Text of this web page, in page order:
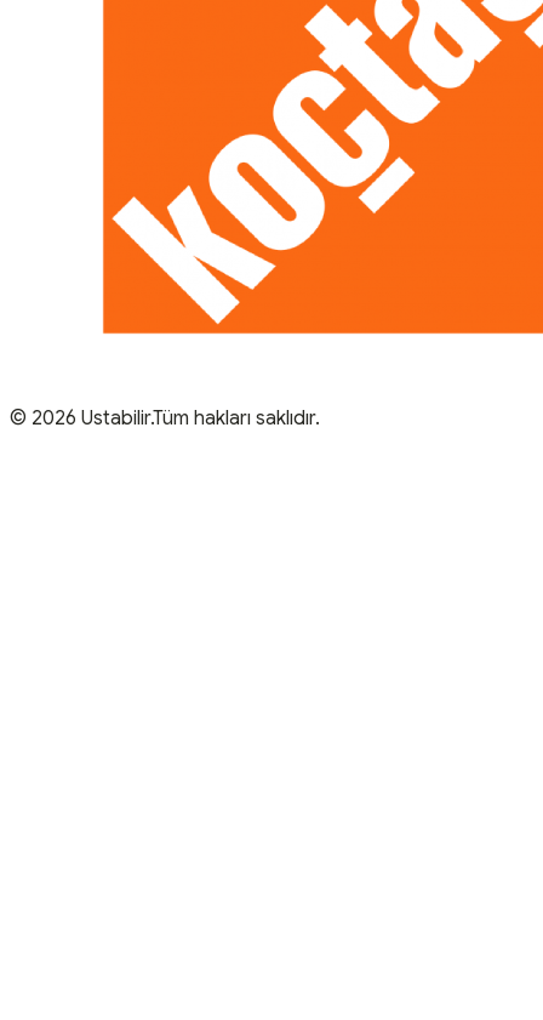
© 2026 Ustabilir.Tüm hakları saklıdır.